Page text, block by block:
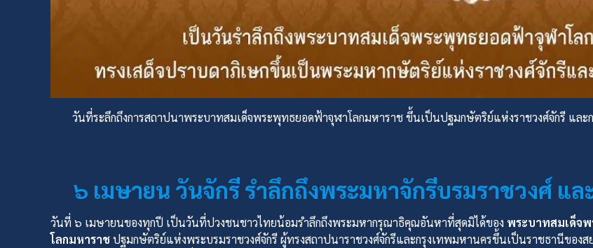
วันที่ระลึกถึงการสถาปนาพระบาทสมเด็จพระพุทธยอดฟ้าจุฬาโลกมหาราช ขึ้นเป็นปฐมกษัตริย์แห่งราชวงศ์จักรี และ
๖ เมษายน วันจักรี รำลึกถึงพระมหาจักรีบรมราชวงศ์ แ
วันที่ ๖ เมษายนของทุกปี เป็นวันที่ปวงชนชาวไทยน้อมรำลึกถึงพระมหากรุณาธิคุณอันหาที่สุดมิได้ของ พระบาทสมเด็จ
โลกมหาราชปฐมกษัตริย์แห่งพระบรมราชวงศ์จักรี ผู้ทรงสถาปนาราชวงศ์จักรีและกรุงเทพมหานครขึ้นเป็นราชธานีขอ